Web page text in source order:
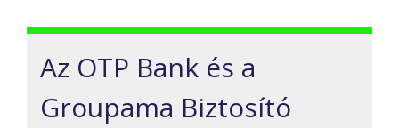
Az OTP Bank és a
Groupama Biztosító